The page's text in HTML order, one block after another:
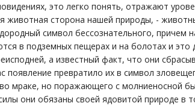
это легко понять, отражают
животная сторона нашей природы, -
символ бессознательного, причем
в подземных пещерах и на болотах и
а известный факт, что они
появление превратило их в символ
мраке, но поражающего с молниеносной
они обязаны своей ядовитой природе в